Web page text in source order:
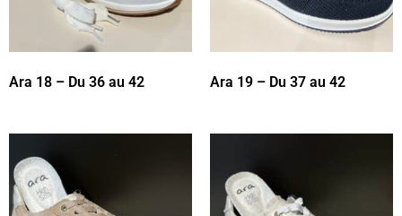
Ara 18 – Du 36 au 42 Ara 19 – Du 37 au 42